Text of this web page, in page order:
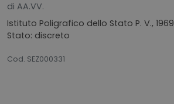
di AA.VV.
Istituto Poligrafico dello Stato P. V., 1969
Stato: discreto
Cod. SEZ000331